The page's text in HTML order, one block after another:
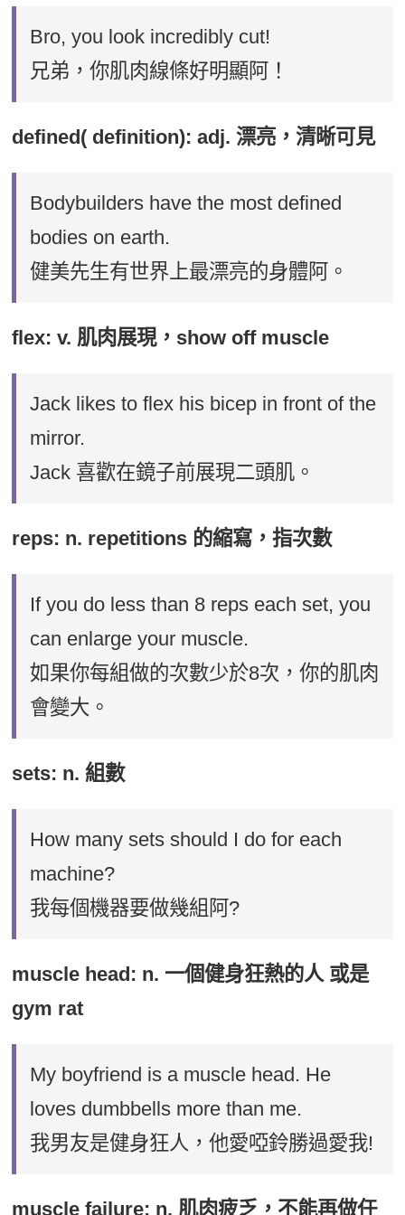
Bro, you look incredibly cut!
兄弟，你肌肉線條好明顯阿！
defined( definition): adj. 漂亮，清晰可見
Bodybuilders have the most defined
bodies on earth.
健美先生有世界上最漂亮的身體阿。
flex: v. 肌肉展現，show off muscle
Jack likes to flex his bicep in front of the
mirror.
Jack 喜歡在鏡子前展現二頭肌。
reps: n. repetitions 的縮寫，指次數
If you do less than 8 reps each set, you
can enlarge your muscle.
如果你每組做的次數少於8次，你的肌肉
會變大。
sets: n. 組數
How many sets should I do for each
machine?
我每個機器要做幾組阿?
muscle head: n. 一個健身狂熱的人 或是
gym rat
My boyfriend is a muscle head. He
loves dumbbells more than me.
我男友是健身狂人，他愛啞鈴勝過愛我!
muscle failure: n. 肌肉疲乏，不能再做任